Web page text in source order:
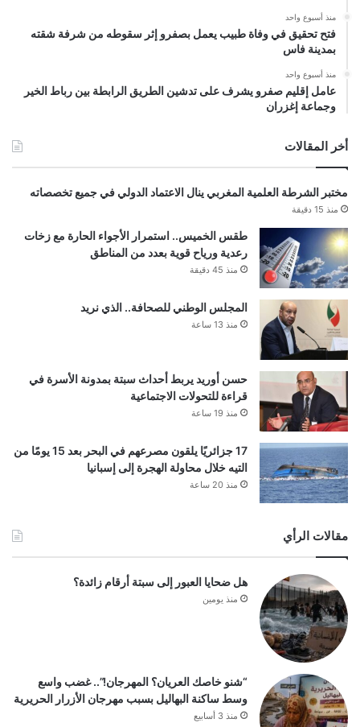
منذ أسبوع واحد
فتح تحقيق في وفاة طبيب يعمل بصفرو إثر سقوطه من شرفة شقته
بمدينة فاس
منذ أسبوع واحد
عامل إقليم صفرو يشرف على تدشين الطريق الرابطة بين رباط الخير
وجماعة إغزران
أخر المقالات
مختبر الشرطة العلمية المغربي ينال الاعتماد الدولي في جميع تخصصاته
منذ 15 دقيقة
طقس الخميس.. استمرار الأجواء الحارة مع زخات
رعدية ورياح قوية بعدد من المناطق
منذ 45 دقيقة
المجلس الوطني للصحافة.. الذي نريد
منذ 13 ساعة
حسن أوريد يربط أحداث سبتة بمدونة الأسرة في
قراءة للتحولات الاجتماعية
منذ 19 ساعة
17 جزائريًا يلقون مصرعهم في البحر بعد 15 يومًا من
التيه خلال محاولة الهجرة إلى إسبانيا
منذ 20 ساعة
مقالات الرأي
هل ضحايا العبور إلى سبتة أرقام زائدة؟
منذ يومين
“شنو خاصك العريان؟ المهرجان!”.. غضب واسع
وسط ساكنة البهاليل بسبب مهرجان الأزرار الحريرية
منذ 3 أسابيع